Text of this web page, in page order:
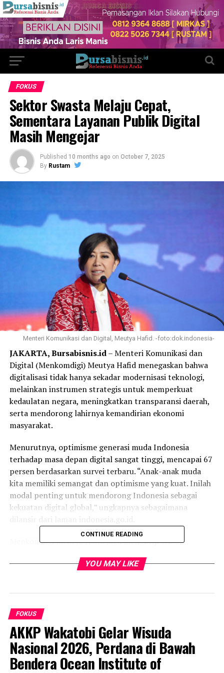
FOKUS
Sektor Swasta Melaju Cepat,
Sementara Layanan Publik Digital
Masih Mengejar
Published 10 months ago on October 7, 2025
By Rustam
Menteri Komunikasi dan Digital, Meutya Hafid. -foto:dok.indonesia-
JAKARTA, Bursabisnis.id– Menteri Komunikasi dan
Digital (Menkomdigi) Meutya Hafid menegaskan bahwa
digitalisasi tidak hanya sekadar modernisasi teknologi,
melainkan instrumen strategis untuk memperkuat
kedaulatan negara, meningkatkan transparansi daerah,
serta mendorong lahirnya kemandirian ekonomi
masyarakat.
Menurutnya, optimisme generasi muda Indonesia
terhadap masa depan digital sangat tinggi, mencapai 67
persen berdasarkan survei terbaru. “Anak-anak muda
kita memiliki semangat dan optimisme yang kuat. Inilah
modal penting untuk mendorong Indonesia sebagai
kekuatan digital global,” ungkapnya sebagaimana
Menkomdigi Meutya Hafid juga mengutip studi
menunjukkan bahwa semakin tinggi adopsi digitalisasi di
transparansi meningkat, akuntabilitas terjaga, dan
pendapatan pajak daerah ikut naik. Ini bukti nyata
bahwa digitalisasi membawa manfaat langsung bagi
pembangunan,” ujarnya.
CONTINUE READING
YOU MAY LIKE
FOKUS
AKKP Wakatobi Gelar Wisuda
Nasional 2026, Perdana di Bawah
Bendera Ocean Institute of